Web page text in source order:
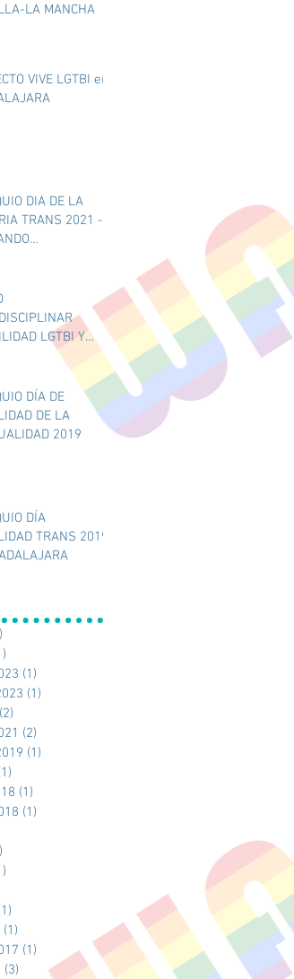
LA MANCHA
VIVE LGTBI en
DIA DE LA
TRANS 2021 -
LGTBI Y
MENTAL" PARA
DÍA DE
DE LA
2019
DÍA
TRANS 2019
(1)
(1)
(2)
(2)
(1)
(1)
(1)
(1)
(1) 1 entrada
(3) 3 entradas